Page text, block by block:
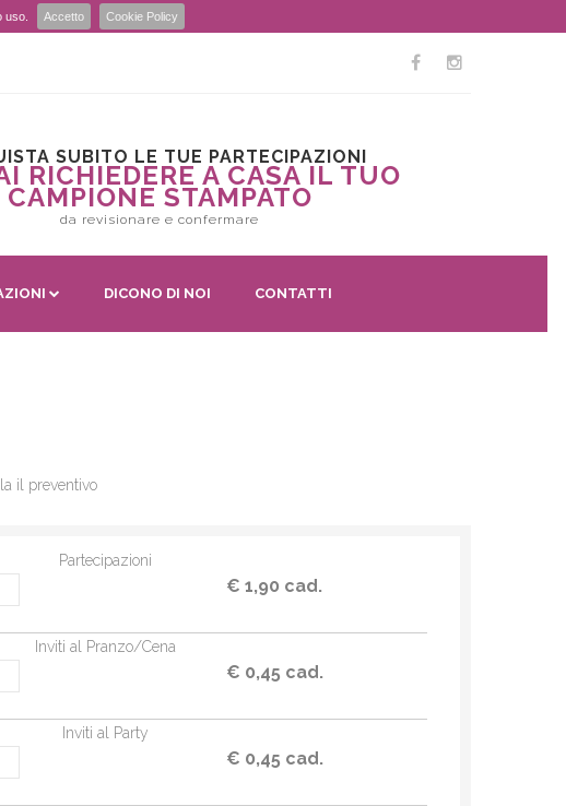
uso. Accetto Cookie Policy
SUBITO LE TUE PARTECIPAZIONI
RICHIEDERE A CASA IL TUO
CAMPIONE STAMPATO
da revisionare e confermare
DICONO DI NOI CONTATTI
il preventivo
Partecipazioni
€ 1,90 cad.
Inviti al Pranzo/Cena
€ 0,45 cad.
Inviti al Party
€ 0,45 cad.